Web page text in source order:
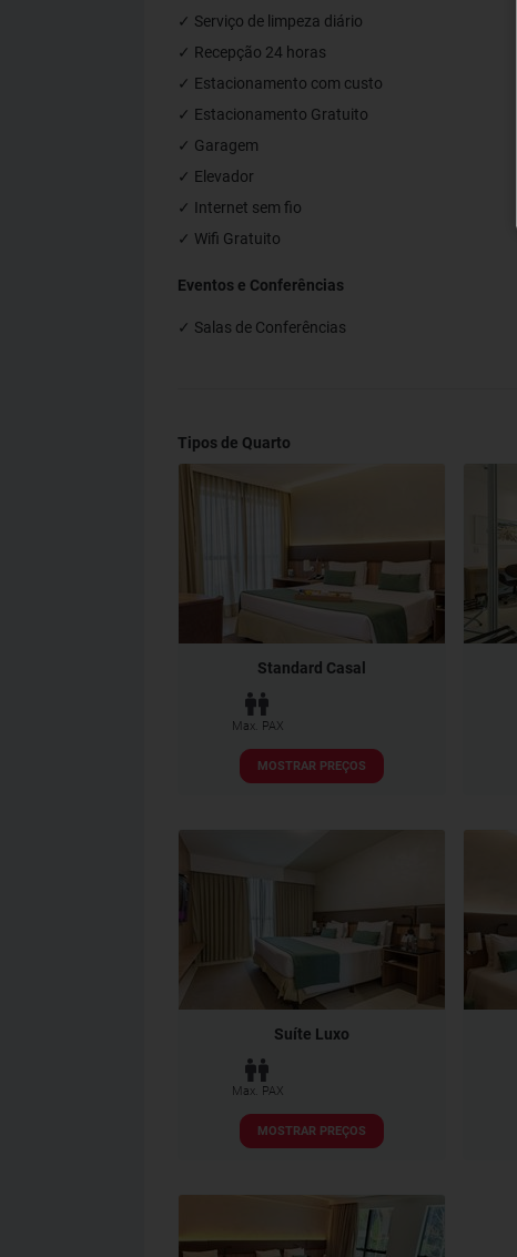
✓ Serviço de limpeza diário
✓ Recepção 24 horas
✓ Estacionamento com custo
✓ Estacionamento Gratuito
✓ Garagem
✓ Elevador
✓ Internet sem fio
✓ Wifi Gratuito
Eventos e Conferências
✓ Salas de Conferências
Tipos de Quarto
Standard Casal
Max. PAX
MOSTRAR PREÇOS
Suíte Luxo
Max. PAX
MOSTRAR PREÇOS